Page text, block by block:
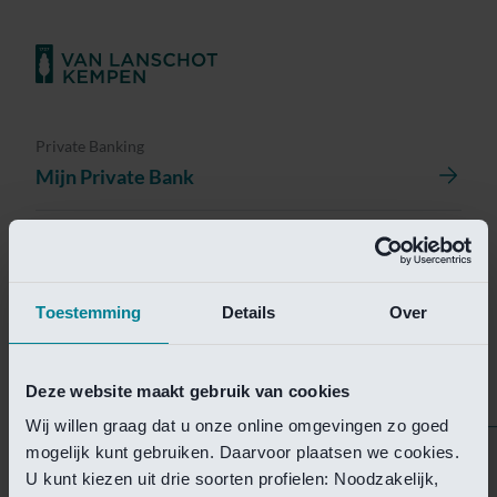
Toestemming Details Over
Deze website maakt gebruik van cookies
Wij willen graag dat u onze online omgevingen zo goed
mogelijk kunt gebruiken. Daarvoor plaatsen we cookies.
U kunt kiezen uit drie soorten profielen: Noodzakelijk,
Private Banking
Mijn Private Bank
Helaas is deze pagina